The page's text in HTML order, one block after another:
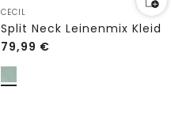
CECIL
Split Neck Leinenmix Kleid
79,99 €